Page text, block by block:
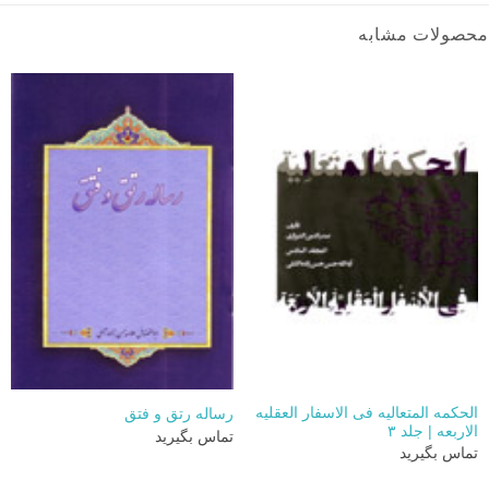
محصولات مشابه
الحکمه المتعالیه فی الاسفار العقلیه
الاربعه | جلد ۳
تماس بگیرید
رساله رتق و فتق
تماس بگیرید